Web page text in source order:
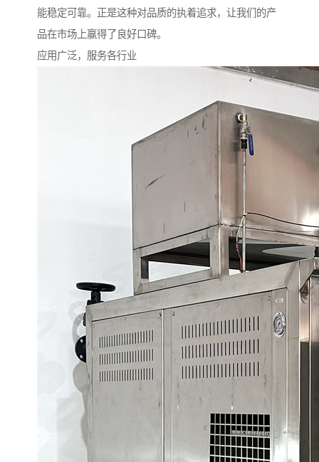
能稳定可靠。正是这种对品质的执着追求，让我们的产
品在市场上赢得了良好口碑。
应用广泛，服务各行业